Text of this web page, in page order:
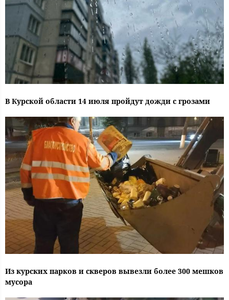
В Курской области 14 июля пройдут дожди с грозами
Из курских парков и скверов вывезли более 300 мешков
мусора